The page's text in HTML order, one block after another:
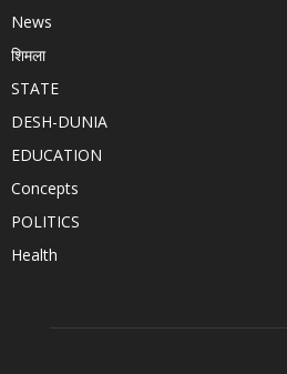
News
शिमला
STATE
DESH-DUNIA
EDUCATION
Concepts
POLITICS
Health